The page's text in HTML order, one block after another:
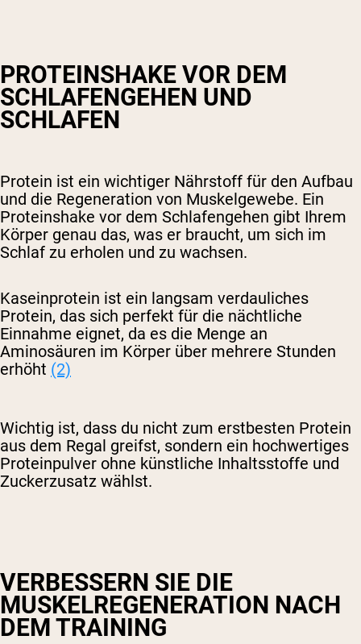
PROTEINSHAKE VOR DEM
SCHLAFENGEHEN UND
SCHLAFEN
Protein ist ein wichtiger Nährstoff für den Aufbau
und die Regeneration von Muskelgewebe. Ein
Proteinshake vor dem Schlafengehen gibt Ihrem
Körper genau das, was er braucht, um sich im
Schlaf zu erholen und zu wachsen.
Kaseinprotein ist ein langsam verdauliches
Protein, das sich perfekt für die nächtliche
Einnahme eignet, da es die Menge an
Aminosäuren im Körper über mehrere Stunden
erhöht (2)
Wichtig ist, dass du nicht zum erstbesten Protein
aus dem Regal greifst, sondern ein hochwertiges
Proteinpulver ohne künstliche Inhaltsstoffe und
Zuckerzusatz wählst.
VERBESSERN SIE DIE
MUSKELREGENERATION NACH
DEM TRAINING